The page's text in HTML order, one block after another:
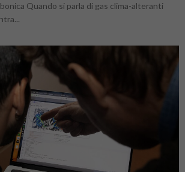
Quando si parla di gas clima-alteranti